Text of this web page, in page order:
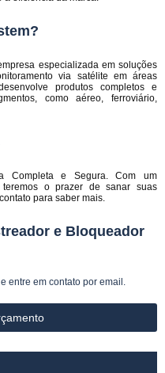
especializada em soluções
via satélite em áreas
produtos completos e
como aéreo, ferroviário,
Completa e Segura. Com um
teremos o prazer de sanar suas
para saber mais.
e Bloqueador
e entre em contato por email.